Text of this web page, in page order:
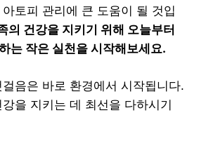
토피 관리에 큰 도움이 될 것입
의 건강을 지키기 위해 오늘부터
는 작은 실천을 시작해보세요.
음은 바로 환경에서 시작됩니다.
을 지키는 데 최선을 다하시기